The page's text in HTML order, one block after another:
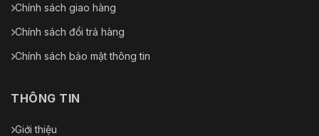
Chính sách giao hàng
Chính sách đổi trả hàng
Chính sách bảo mật thông tin
THÔNG TIN
Giới thiệu